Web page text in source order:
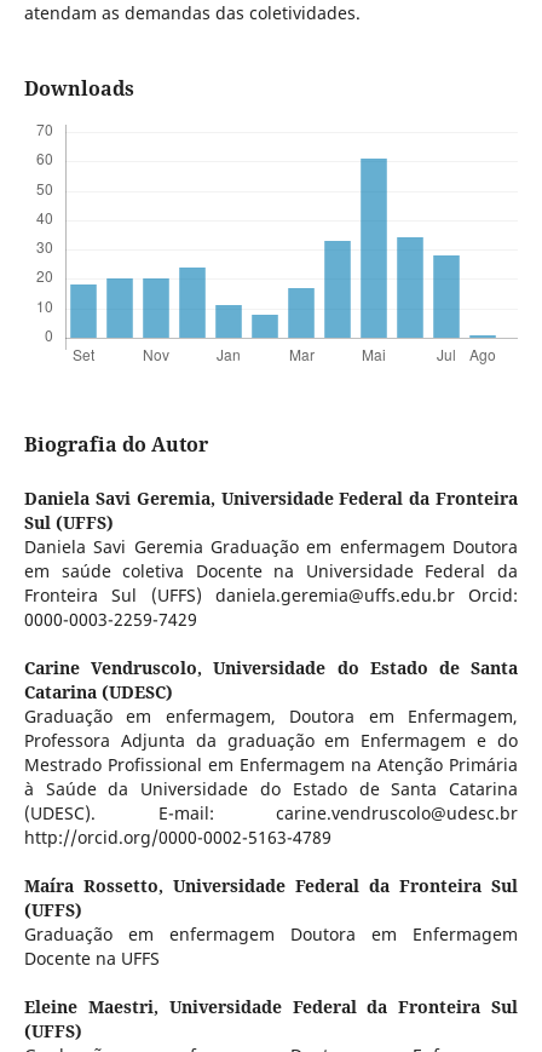
atendam as demandas das coletividades.
Downloads
Biografia do Autor
Daniela Savi Geremia, Universidade Federal da Fronteira
Sul (UFFS)
Daniela Savi Geremia Graduação em enfermagem Doutora
em saúde coletiva Docente na Universidade Federal da
Fronteira Sul (UFFS) daniela.geremia@uffs.edu.br Orcid:
0000-0003-2259-7429
Carine Vendruscolo,Universidade do Estado de Santa
Catarina (UDESC)
Graduação em enfermagem, Doutora em Enfermagem,
Professora Adjunta da graduação em Enfermagem e do
Mestrado Profissional em Enfermagem na Atenção Primária
à Saúde da Universidade do Estado de Santa Catarina
(UDESC). E-mail: carine.vendruscolo@udesc.br
http://orcid.org/0000-0002-5163-4789
Maíra Rossetto, Universidade Federal da Fronteira Sul
(UFFS)
Graduação em enfermagem Doutora em Enfermagem
Docente na UFFS
Eleine Maestri, Universidade Federal da Fronteira Sul
(UFFS)